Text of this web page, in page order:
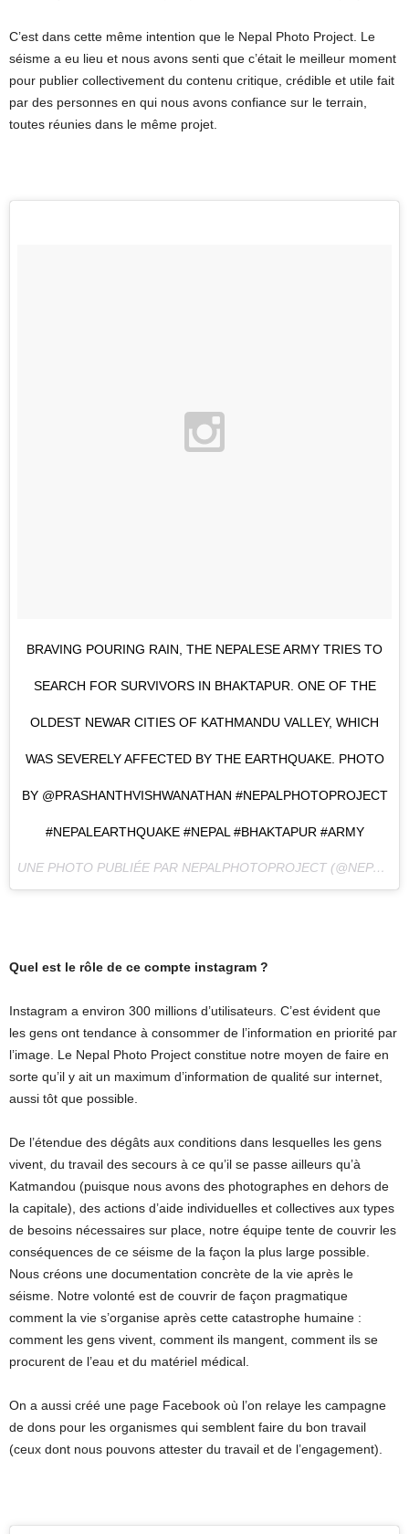
C’est dans cette même intention que le Nepal Photo Project. Le
séisme a eu lieu et nous avons senti que c’était le meilleur moment
pour publier collectivement du contenu critique, crédible et utile fait
par des personnes en qui nous avons confiance sur le terrain,
toutes réunies dans le même projet.
BRAVING POURING RAIN, THE NEPALESE ARMY TRIES TO
SEARCH FOR SURVIVORS IN BHAKTAPUR. ONE OF THE
OLDEST NEWAR CITIES OF KATHMANDU VALLEY, WHICH
WAS SEVERELY AFFECTED BY THE EARTHQUAKE. PHOTO
BY @PRASHANTHVISHWANATHAN #NEPALPHOTOPROJECT
#NEPALEARTHQUAKE #NEPAL #BHAKTAPUR #ARMY
UNE PHOTO PUBLIÉE PAR NEPALPHOTOPROJECT (@NEPALPHOTOPROJECT) LE
Quel est le rôle de ce compte instagram ?
Instagram a environ 300 millions d’utilisateurs. C’est évident que
les gens ont tendance à consommer de l’information en priorité par
l’image. Le Nepal Photo Project constitue notre moyen de faire en
sorte qu’il y ait un maximum d’information de qualité sur internet,
aussi tôt que possible.
De l’étendue des dégâts aux conditions dans lesquelles les gens
vivent, du travail des secours à ce qu’il se passe ailleurs qu’à
Katmandou (puisque nous avons des photographes en dehors de
la capitale), des actions d’aide individuelles et collectives aux types
de besoins nécessaires sur place, notre équipe tente de couvrir les
conséquences de ce séisme de la façon la plus large possible.
Nous créons une documentation concrète de la vie après le
séisme. Notre volonté est de couvrir de façon pragmatique
comment la vie s’organise après cette catastrophe humaine :
comment les gens vivent, comment ils mangent, comment ils se
procurent de l’eau et du matériel médical.
On a aussi créé une page Facebook où l’on relaye les campagne
de dons pour les organismes qui semblent faire du bon travail
(ceux dont nous pouvons attester du travail et de l’engagement).